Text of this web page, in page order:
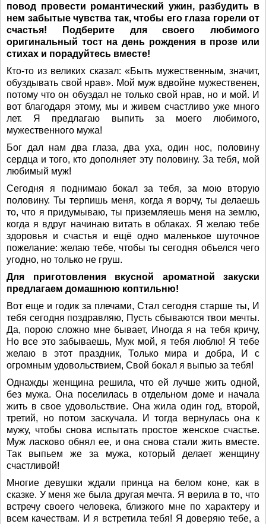
повод провести романтический ужин, разбудить в
нем забытые чувства так, чтобы его глаза горели от
счастья! Подберите для своего любимого
оригинальный тост на день рождения в прозе или
стихах и порадуйтесь вместе!
Кто-то из великих сказал: «Быть мужественным, значит,
обуздывать свой нрав». Мой муж вдвойне мужественен,
потому что он обуздал не только свой нрав, но и мой. И
вот благодаря этому, мы и живем счастливо уже много
лет. Я предлагаю выпить за моего любимого,
мужественного мужа!
Бог дал нам два глаза, два уха, один нос, половину
сердца и того, кто дополняет эту половину. За тебя, мой
любимый муж!
Сегодня я поднимаю бокал за тебя, за мою вторую
половину. Ты терпишь меня, когда я ворчу, ты делаешь
то, что я придумываю, ты приземляешь меня на землю,
когда я вдруг начинаю витать в облаках. Я желаю тебе
здоровья и счастья и ещё одно маленькое шуточное
пожелание: желаю тебе, чтобы ты сегодня объелся чего
угодно, но только не груш.
Для приготовления вкусной ароматной закуски
предлагаем домашнюю коптильню!
Вот еще и годик за плечами, Стал сегодня старше ты, И
тебя сегодня поздравляю, Пусть сбываются твои мечты.
Да, порою сложно мне бывает, Иногда я на тебя кричу,
Но все это забываешь, Муж мой, я тебя люблю! Я тебе
желаю в этот праздник, Только мира и добра, И с
огромным удовольствием, Свой бокал я выпью за тебя!
Однажды женщина решила, что ей лучше жить одной,
без мужа. Она поселилась в отдельном доме и начала
жить в свое удовольствие. Она жила один год, второй,
третий, но потом заскучала. И тогда вернулась она к
мужу, чтобы снова испытать простое женское счастье.
Муж ласково обнял ее, и она снова стали жить вместе.
Так выпьем же за мужа, который делает женщину
счастливой!
Многие девушки ждали принца на белом коне, как в
сказке. У меня же была другая мечта. Я верила в то, что
встречу своего человека, близкого мне по характеру и
всем качествам. И я встретила тебя! Я доверяю тебе, а